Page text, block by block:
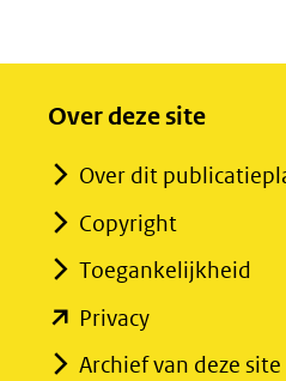
Over deze site
Over dit
Copyright
Toegankelijkheid
Privacy(opent
in
Archief van deze site